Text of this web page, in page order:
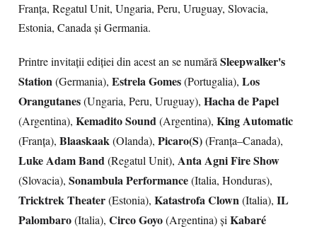
Franța, Regatul Unit, Ungaria, Peru, Uruguay, Slovacia,
Estonia, Canada și Germania.
Printre invitații ediției din acest an se numărăSleepwalker's
Station(Germania), Estrela Gomes(Portugalia), Los
Orangutanes(Ungaria, Peru, Uruguay), Hacha de Papel
(Argentina), Kemadito Sound(Argentina), King Automatic
(Franța), Blaaskaak(Olanda), Picaro(S)(Franța–Canada),
Luke Adam Band(Regatul Unit), Anta Agni Fire Show
(Slovacia), Sonambula Performance(Italia, Honduras),
Tricktrek Theater(Estonia), Katastrofa Clown(Italia), IL
Palombaro(Italia), Circo Goyo(Argentina) șiKabaré